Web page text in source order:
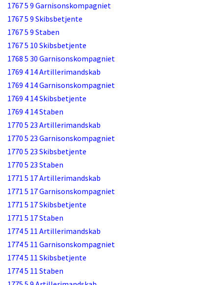
1767 5 9 Garnisonskompagniet
1767 5 9 Skibsbetjente
1767 5 9 Staben
1767 5 10 Skibsbetjente
1768 5 30 Garnisonskompagniet
1769 4 14 Artillerimandskab
1769 4 14 Garnisonskompagniet
1769 4 14 Skibsbetjente
1769 4 14 Staben
1770 5 23 Artillerimandskab
1770 5 23 Garnisonskompagniet
1770 5 23 Skibsbetjente
1770 5 23 Staben
1771 5 17 Artillerimandskab
1771 5 17 Garnisonskompagniet
1771 5 17 Skibsbetjente
1771 5 17 Staben
1774 5 11 Artillerimandskab
1774 5 11 Garnisonskompagniet
1774 5 11 Skibsbetjente
1774 5 11 Staben